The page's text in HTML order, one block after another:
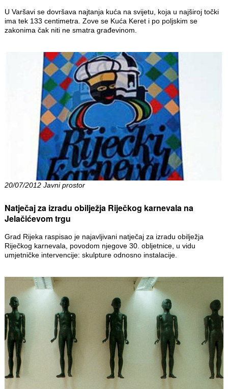
U Varšavi se dovršava najtanja kuća na svijetu, koja u najširoj točki
ima tek 133 centimetra. Zove se Kuća Keret i po poljskim se
zakonima čak niti ne smatra građevinom.
20/07/2012 Javni prostor
Natječaj za izradu obilježja Riječkog karnevala na
Jelačićevom trgu
Grad Rijeka raspisao je najavljivani natječaj za izradu obilježja
Riječkog karnevala, povodom njegove 30. obljetnice, u vidu
umjetničke intervencije: skulpture odnosno instalacije.